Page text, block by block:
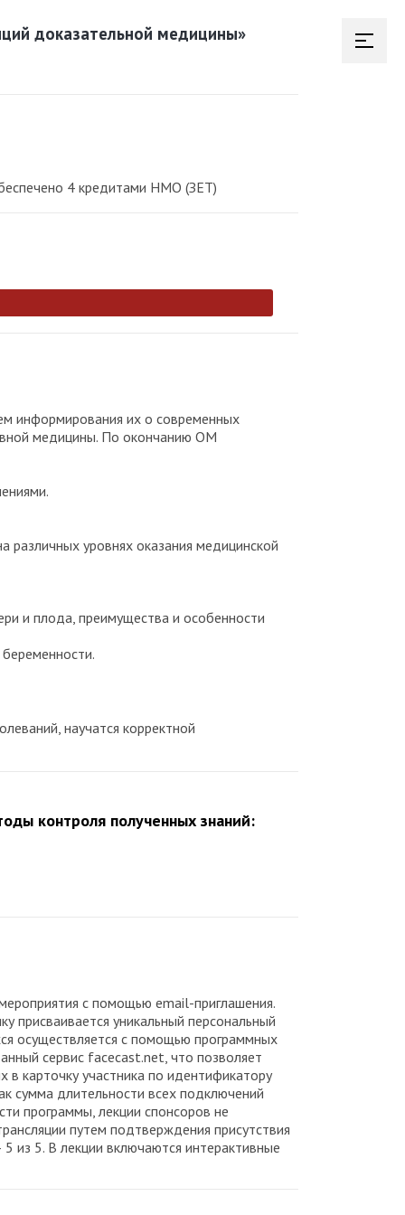
доказательной медицины»
4 кредитами НМО (ЗЕТ)
информирования их о современных
медицины. По окончанию ОМ
уровнях оказания медицинской
и плода, преимущества и особенности
научатся корректной
контроля полученных знаний:
с помощью email-приглашения.
присваивается уникальный персональный
осуществляется с помощью программных
сервис facecast.net, что позволяет
в карточку участника по идентификатору
сумма длительности всех подключений
программы, лекции спонсоров не
путем подтверждения присутствия
из 5. В лекции включаются интерактивные